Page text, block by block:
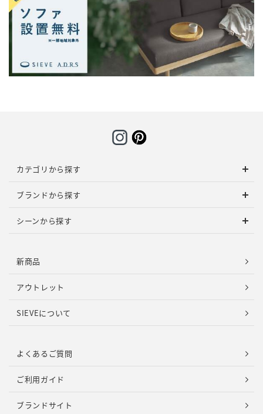
カテゴリから探す
ブランドから探す
シーンから探す
新商品
アウトレット
SIEVEについて
よくあるご質問
ご利用ガイド
ブランドサイト